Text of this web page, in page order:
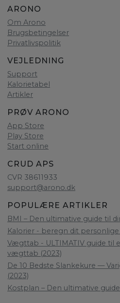
ARONO
Om Arono
Brugsbetingelser
Privatlivspolitik
VEJLEDNING
Support
Kalorietabel
Artikler
PRØV ARONO
App Store
Play Store
Start online
CRUD APS
CVR 38611933
support@arono.dk
POPULÆRE ARTIKLER
BMI – Den ultimative guide til
Kalorier - beregn dit
Vægttab - ULTIMATIV guide til
vægttab (2023)
De 10 Bedste Slankekure —
(2023)
Kostplan – Den ultimative